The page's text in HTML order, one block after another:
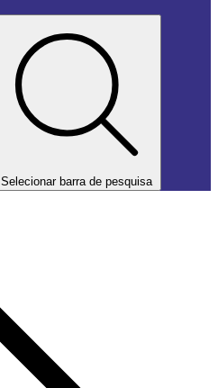
Selecionar barra de pesquisa